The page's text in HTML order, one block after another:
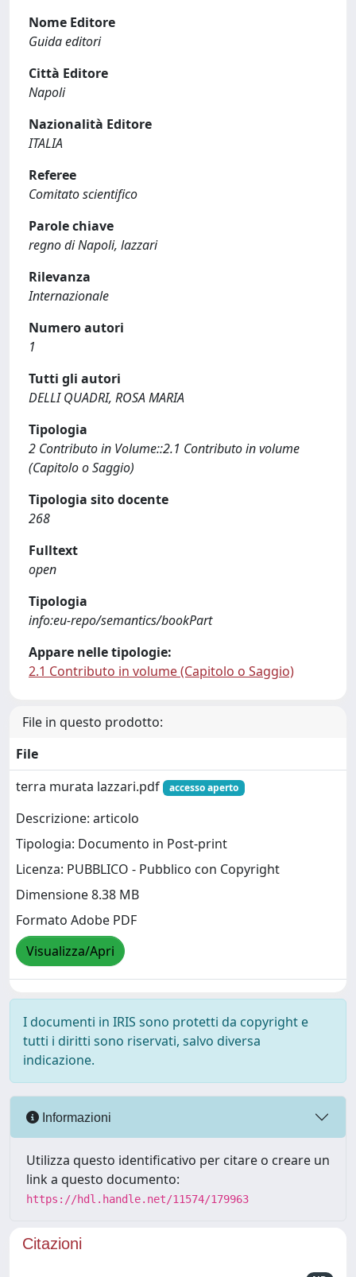
Nome Editore
Guida editori
Città Editore
Napoli
Nazionalità Editore
ITALIA
Referee
Comitato scientifico
Parole chiave
regno di Napoli, lazzari
Rilevanza
Internazionale
Numero autori
1
Tutti gli autori
DELLI QUADRI, ROSA MARIA
Tipologia
2 Contributo in Volume::2.1 Contributo in volume
(Capitolo o Saggio)
Tipologia sito docente
268
Fulltext
open
Tipologia
info:eu-repo/semantics/bookPart
Appare nelle tipologie:
2.1 Contributo in volume (Capitolo o Saggio)
File in questo prodotto:
File
terra murata lazzari.pdf
accesso aperto
Descrizione: articolo
Tipologia: Documento in Post-print
Licenza: PUBBLICO - Pubblico con Copyright
Dimensione 8.38 MB
Formato Adobe PDF
Visualizza/Apri
I documenti in IRIS sono protetti da copyright e
tutti i diritti sono riservati, salvo diversa
indicazione.
Informazioni
Utilizza questo identificativo per citare o creare un
link a questo documento:
https://hdl.handle.net/11574/179963
Citazioni